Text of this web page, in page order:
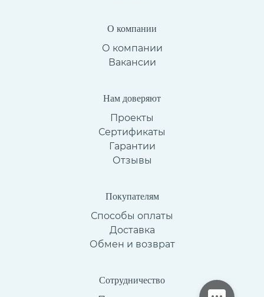
О компании
О компании
Вакансии
Нам доверяют
Проекты
Сертификаты
Гарантии
Отзывы
Покупателям
Способы оплаты
Доставка
Обмен и возврат
Сотрудничество